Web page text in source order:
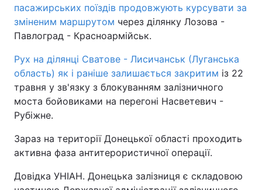
пасажирських поїздів продовжують курсувати за
зміненим маршрутом через ділянку Лозова -
Павлоград - Красноармійськ.
Рух на ділянці Сватове - Лисичанськ (Луганська
область) як і раніше залишається закритим із 22
травня у зв'язку з блокуванням залізничного
моста бойовиками на перегоні Насветевич -
Рубіжне.
Зараз на території Донецької області проходить
активна фаза антитерористичної операції.
Довідка УНІАН. Донецька залізниця є складовою